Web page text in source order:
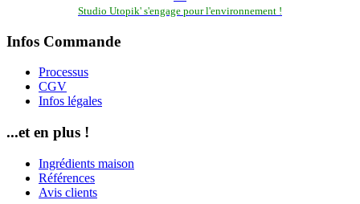
Studio Utopik' s'engage pour l'environnement !
Infos Commande
Processus
CGV
Infos légales
...et en plus !
Ingrédients maison
Références
Avis clients